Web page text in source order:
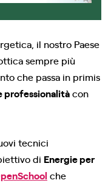
il nostro Paese
sempre più
che passa in primis
professionalitàcon
tecnici
di Energie per
che